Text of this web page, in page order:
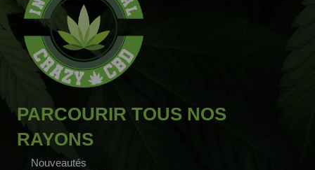
PARCOURIR TOUS NOS
RAYONS
Nouveautés